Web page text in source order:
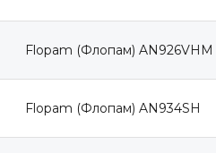
Flopam (Флопам) AN926VHM
Flopam (Флопам) AN934SH